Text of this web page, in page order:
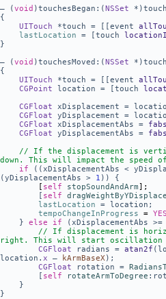
– (void )touchesBegan:(NSSet
{
UITouch *touch = [[event
lastLocation = [touch
}
– (void )touchesMoved:(NSSet
{
UITouch *touch = [[event
CGPoint location = [touch
CGFloat xDisplacement =
CGFloat yDisplacement =
CGFloat xDisplacementAbs = fabs
CGFloat yDisplacementAbs = fabs
// If the displacement is
down. This will impact the speed
if ((xDisplacementAbs <
(yDisplacementAbs > 1 )) {
[ self stopSoundAndArm];
[ self
lastLocation = location;
tempoChangeInProgress = YES
} else if (xDisplacementAbs
// If displacement is
right. This will start oscillation
CGFloat radians = atan2f
location. x – kArmBaseX);
CGFloat rotation =
[ self rotateArmToDegree
}
}